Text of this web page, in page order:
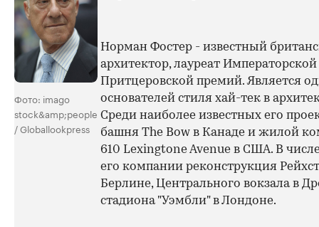
Фото: imago
stock&amp;people
/ Globallookpress
Норман Фостер - известный
архитектор, лауреат
Притцеровской премий. Является
основателей стиля хай-тек в
Среди наиболее известных его
башня The Bow в Канаде и жилой
610 Lexingtone Avenue в США. В
его компании реконструкция
Берлине, Центрального вокзала в
стадиона "Уэмбли" в Лондоне.